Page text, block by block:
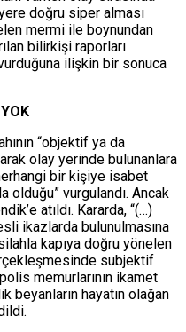
doğru siper alması
mermi ile boynundan
bilirkişi raporları
ilişkin bir sonuca
“objektif ya da
olay yerinde bulunanlara
bir kişiye isabet
vurgulandı. Ancak
atıldı. Kararda, “(…)
ikazlarda bulunulmasına
kapıya doğru yönelen
subjektif
memurlarının ikamet
beyanların hayatın olağan